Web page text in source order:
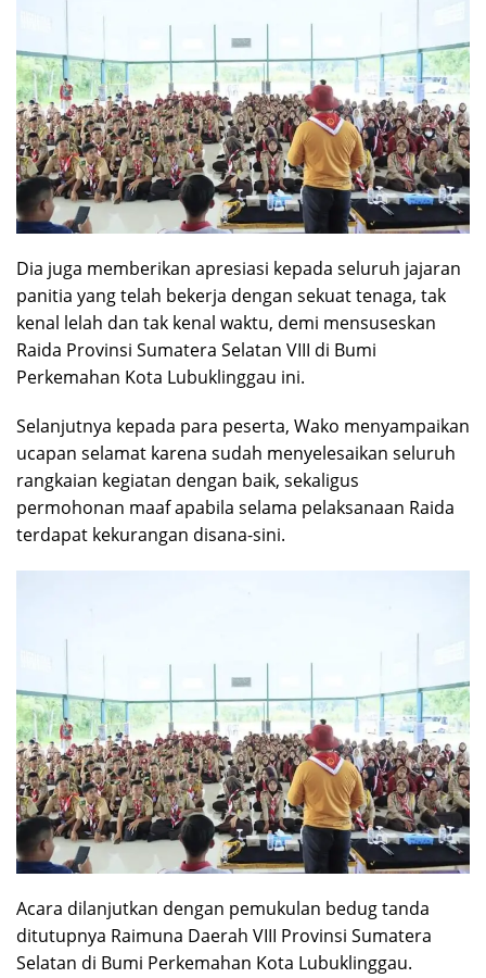
Dia juga memberikan apresiasi kepada seluruh jajaran
panitia yang telah bekerja dengan sekuat tenaga, tak
kenal lelah dan tak kenal waktu, demi mensuseskan
Raida Provinsi Sumatera Selatan VIII di Bumi
Perkemahan Kota Lubuklinggau ini.
Selanjutnya kepada para peserta, Wako menyampaikan
ucapan selamat karena sudah menyelesaikan seluruh
rangkaian kegiatan dengan baik, sekaligus
permohonan maaf apabila selama pelaksanaan Raida
terdapat kekurangan disana-sini.
Acara dilanjutkan dengan pemukulan bedug tanda
ditutupnya Raimuna Daerah VIII Provinsi Sumatera
Selatan di Bumi Perkemahan Kota Lubuklinggau.